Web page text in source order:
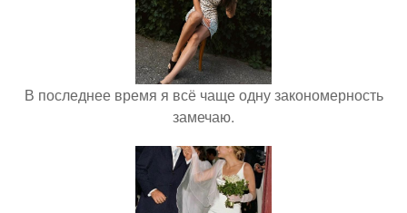
В последнее время я всё чаще одну закономерность
замечаю.